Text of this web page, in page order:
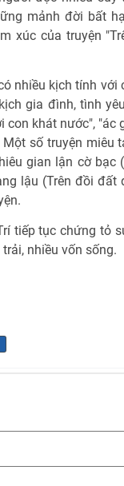
mảnh đời bất
xúc của truyện
nhiều kịch tính
gia đình, tình
con khát nước", "ác
số truyện miêu
gian lận cờ bạc
lậu (Trên đồi
tiếp tục chứng tỏ
nhiều vốn sống.